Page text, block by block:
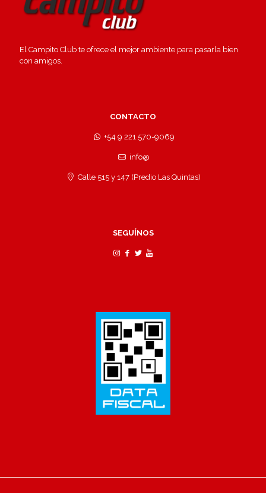
El Campito Club te ofrece el mejor ambiente para pasarla bien
con amigos.
CONTACTO
+54 9 221 570-9069
info@
Calle 515 y 147 (Predio Las Quintas)
SEGUÍNOS